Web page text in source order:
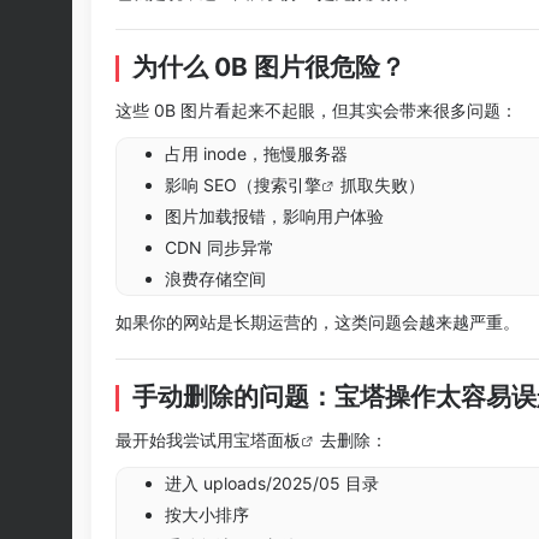
为什么 0B 图片很危险？
这些 0B 图片看起来不起眼，但其实会带来很多问题：
占用 inode，拖慢服务器
影响 SEO（搜索引擎
抓取失败）
图片加载报错，影响用户体验
CDN 同步异常
浪费存储空间
如果你的网站是长期运营的，这类问题会越来越严重。
手动删除的问题：宝塔操作太容易
最开始我尝试用宝塔面板 去删除：
进入 uploads/2025/05 目录
按大小排序